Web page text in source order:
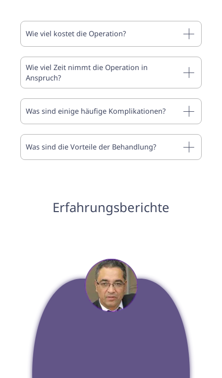
Wie viel kostet die Operation?
Wie viel Zeit nimmt die Operation in
Anspruch?
Was sind einige häufige Komplikationen?
Was sind die Vorteile der Behandlung?
Erfahrungsberichte